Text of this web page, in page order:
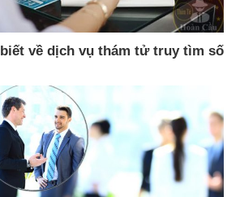
về dịch vụ thám tử truy tìm số